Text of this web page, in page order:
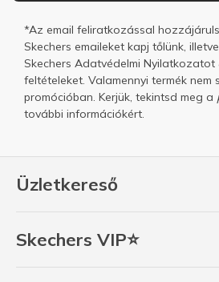
Üzletkereső
Skechers VIP⭐
*Az email feliratkozással
Skechers emaileket kapj tőlünk,
Skechers Adatvédelmi Nyilatkozatot
feltételeket. Valamennyi termék nem
promócióban. Kerjük, tekintsd meg a
további információkért.